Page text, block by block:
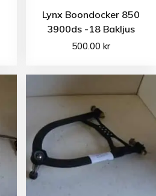
Lynx Boondocker 850
3900ds -18 Bakljus
500.00 kr